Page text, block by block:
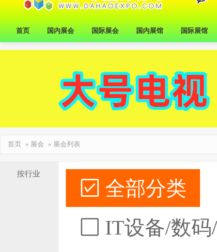
首页 国内展会 国际展会 国内展馆 国际展馆
首页 » 展会 » 展会列表
按行业
全部分类
IT设备/数码